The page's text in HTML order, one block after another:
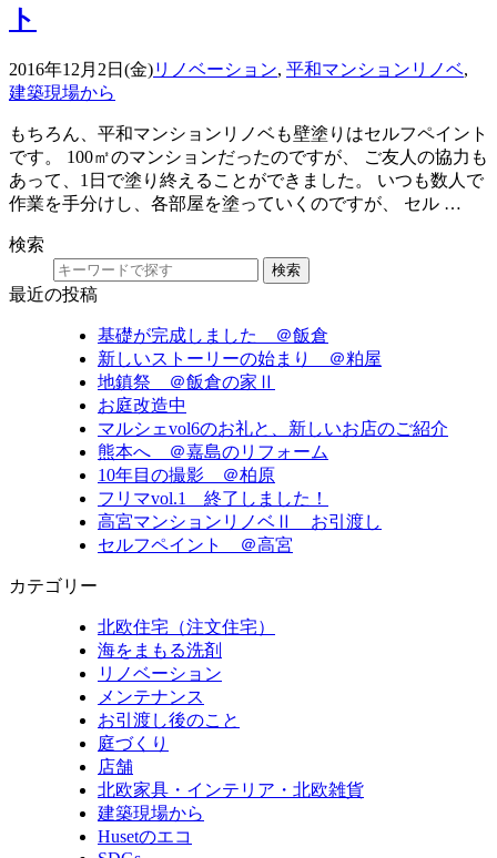
ト
2016年12月2日(金)リノベーション, 平和マンションリノベ,
建築現場から
もちろん、平和マンションリノベも壁塗りはセルフペイント
です。 100㎡のマンションだったのですが、 ご友人の協力も
あって、1日で塗り終えることができました。 いつも数人で
作業を手分けし、各部屋を塗っていくのですが、 セル …
検索
検索
最近の投稿
基礎が完成しました ＠飯倉
新しいストーリーの始まり ＠粕屋
地鎮祭 ＠飯倉の家Ⅱ
お庭改造中
マルシェvol6のお礼と、新しいお店のご紹介
熊本へ ＠嘉島のリフォーム
10年目の撮影 ＠柏原
フリマvol.1 終了しました！
高宮マンションリノベⅡ お引渡し
セルフペイント ＠高宮
カテゴリー
北欧住宅（注文住宅）
海をまもる洗剤
リノベーション
メンテナンス
お引渡し後のこと
庭づくり
店舗
北欧家具・インテリア・北欧雑貨
建築現場から
Husetのエコ